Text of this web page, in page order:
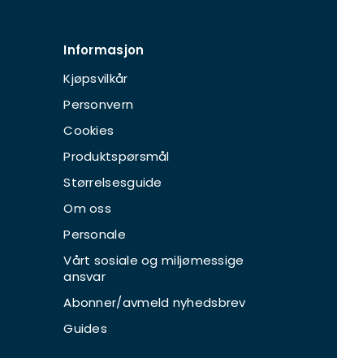
Informasjon
Kjøpsvilkår
Personvern
Cookies
Produktspørsmål
Størrelsesguide
Om oss
Personale
Vårt sosiale og miljømessige
ansvar
Abonner/avmeld nyhedsbrev
Guides